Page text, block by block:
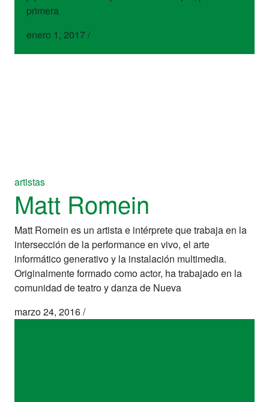
primera
enero 1, 2017/
artistas
Matt Romein
Matt Romein es un artista e intérprete que trabaja en la
intersección de la performance en vivo, el arte
informático generativo y la instalación multimedia.
Originalmente formado como actor, ha trabajado en la
comunidad de teatro y danza de Nueva
marzo 24, 2016/